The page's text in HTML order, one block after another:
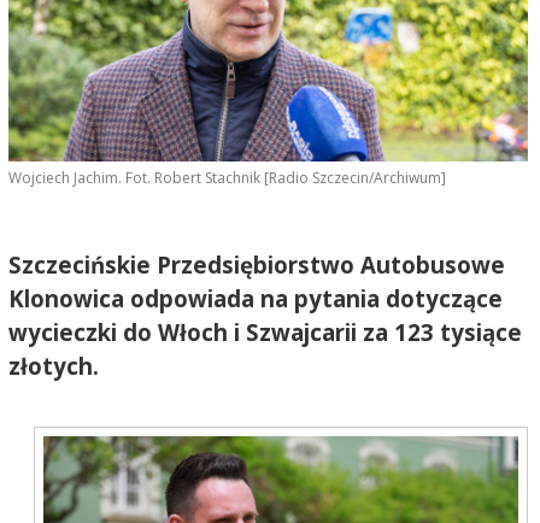
Wojciech Jachim. Fot. Robert Stachnik [Radio Szczecin/Archiwum]
Szczecińskie Przedsiębiorstwo Autobusowe
Klonowica odpowiada na pytania dotyczące
wycieczki do Włoch i Szwajcarii za 123 tysiące
złotych.